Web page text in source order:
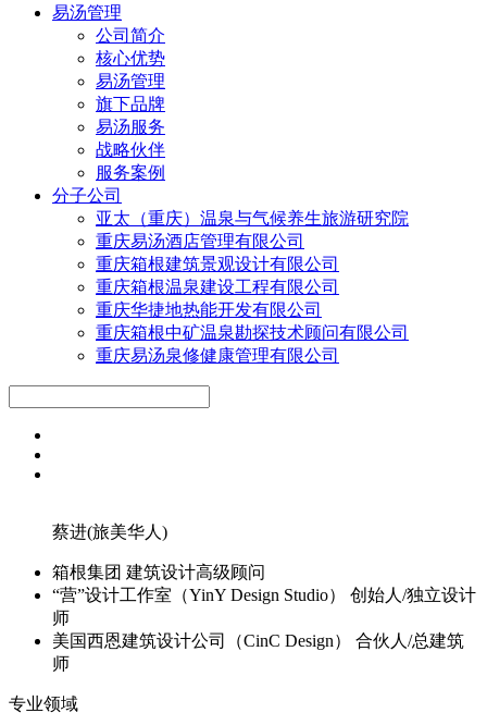
易汤管理
公司简介
核心优势
易汤管理
旗下品牌
易汤服务
战略伙伴
服务案例
分子公司
亚太（重庆）温泉与气候养生旅游研究院
重庆易汤酒店管理有限公司
重庆箱根建筑景观设计有限公司
重庆箱根温泉建设工程有限公司
重庆华捷地热能开发有限公司
重庆箱根中矿温泉勘探技术顾问有限公司
重庆易汤泉修健康管理有限公司
蔡进(旅美华人)
箱根集团 建筑设计高级顾问
“营”设计工作室（YinY Design Studio）
创始人/独立设计
师
美国西恩建筑设计公司（CinC Design）
合伙人/总建筑
师
专业领域